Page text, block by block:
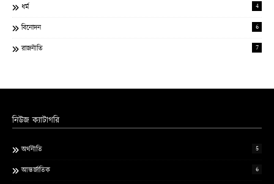
ধর্ম 4
বিনোদন 6
রাজনীতি 7
নিউজ ক্যাটাগরি
অর্থনীতি 5
আন্তর্জাতিক 6